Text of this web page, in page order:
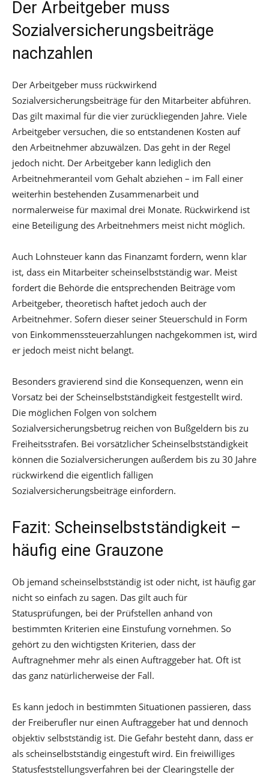
Der Arbeitgeber muss
Sozialversicherungsbeiträge
nachzahlen
Der Arbeitgeber muss rückwirkend
Sozialversicherungsbeiträge für den Mitarbeiter abführen.
Das gilt maximal für die vier zurückliegenden Jahre. Viele
Arbeitgeber versuchen, die so entstandenen Kosten auf
den Arbeitnehmer abzuwälzen. Das geht in der Regel
jedoch nicht. Der Arbeitgeber kann lediglich den
Arbeitnehmeranteil vom Gehalt abziehen – im Fall einer
weiterhin bestehenden Zusammenarbeit und
normalerweise für maximal drei Monate. Rückwirkend ist
eine Beteiligung des Arbeitnehmers meist nicht möglich.
Auch Lohnsteuer kann das Finanzamt fordern, wenn klar
ist, dass ein Mitarbeiter scheinselbstständig war. Meist
fordert die Behörde die entsprechenden Beiträge vom
Arbeitgeber, theoretisch haftet jedoch auch der
Arbeitnehmer. Sofern dieser seiner Steuerschuld in Form
von Einkommenssteuerzahlungen nachgekommen ist, wird
er jedoch meist nicht belangt.
Besonders gravierend sind die Konsequenzen, wenn ein
Vorsatz bei der Scheinselbstständigkeit festgestellt wird.
Die möglichen Folgen von solchem
Sozialversicherungsbetrug reichen von Bußgeldern bis zu
Freiheitsstrafen. Bei vorsätzlicher Scheinselbstständigkeit
können die Sozialversicherungen außerdem bis zu 30 Jahre
rückwirkend die eigentlich fälligen
Sozialversicherungsbeiträge einfordern.
Fazit: Scheinselbstständigkeit –
häufig eine Grauzone
Ob jemand scheinselbstständig ist oder nicht, ist häufig gar
nicht so einfach zu sagen. Das gilt auch für
Statusprüfungen, bei der Prüfstellen anhand von
bestimmten Kriterien eine Einstufung vornehmen. So
gehört zu den wichtigsten Kriterien, dass der
Auftragnehmer mehr als einen Auftraggeber hat. Oft ist
das ganz natürlicherweise der Fall.
Es kann jedoch in bestimmten Situationen passieren, dass
der Freiberufler nur einen Auftraggeber hat und dennoch
objektiv selbstständig ist. Die Gefahr besteht dann, dass er
als scheinselbstständig eingestuft wird. Ein freiwilliges
Statusfeststellungsverfahren bei der Clearingstelle der